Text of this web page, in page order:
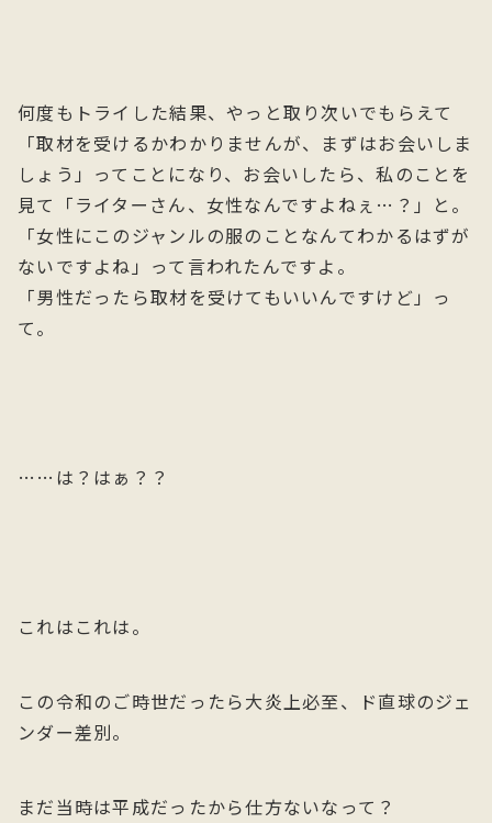
何度もトライした結果、やっと取り次いでもらえて
「取材を受けるかわかりませんが、まずはお会いしま
しょう」ってことになり、お会いしたら、私のことを
見て「ライターさん、女性なんですよねぇ…？」と。
「女性にこのジャンルの服のことなんてわかるはずが
ないですよね」って言われたんですよ。
「男性だったら取材を受けてもいいんですけど」っ
て。
……は？はぁ？？
これはこれは。
この令和のご時世だったら大炎上必至、ド直球のジェ
ンダー差別。
まだ当時は平成だったから仕方ないなって？